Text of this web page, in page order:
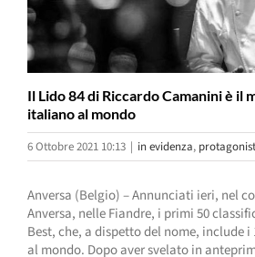
Il Lido 84 di Riccardo Camanini è il
italiano al mondo
6 Ottobre 2021 10:13 | in evidenza,
Anversa (Belgio) – Annunciati ieri, nel
Anversa, nelle Fiandre, i primi 50
Best, che, a dispetto del nome, include
al mondo. Dopo aver svelato in